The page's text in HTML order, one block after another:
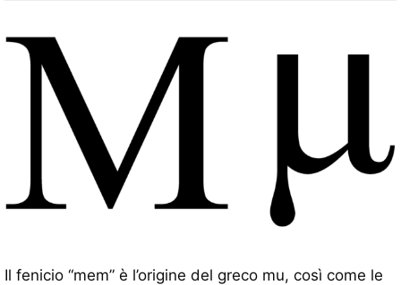
Il fenicio “mem” è l’origine del greco mu, così come le